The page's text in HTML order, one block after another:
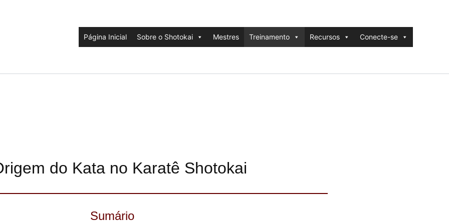
Página Inicial Sobre o Shotokai Mestres Treinamento Recursos Conecte-se
do Kata no Karatê Shotokai
Sumário